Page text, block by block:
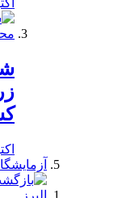
اکتبر
اکتبر